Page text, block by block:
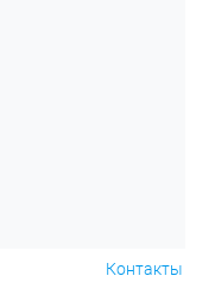
Контакты